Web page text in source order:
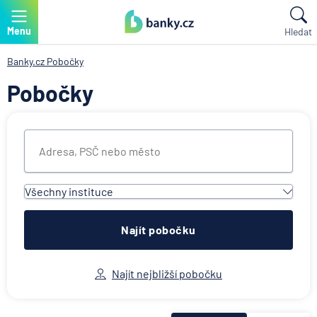
Menu Hledat
Banky.cz Pobočky
Pobočky
Všechny instituce
Všechny instituce
ACE European Group Ltd
Allianz penzijní společnost
Allianz pojišťovna
Najít pobočku
Najít nejbližší pobočku